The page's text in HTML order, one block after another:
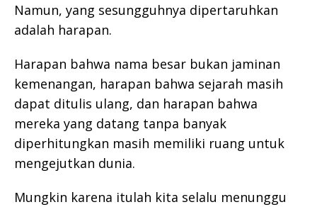
Namun, yang sesungguhnya dipertaruhkan
adalah harapan.
Harapan bahwa nama besar bukan jaminan
kemenangan, harapan bahwa sejarah masih
dapat ditulis ulang, dan harapan bahwa
mereka yang datang tanpa banyak
diperhitungkan masih memiliki ruang untuk
mengejutkan dunia.
Mungkin karena itulah kita selalu menunggu